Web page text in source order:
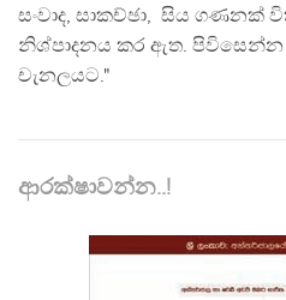
සංවාද, සාකච්ඡා, සිය ගණනක්
නිශ්පාදනය කර ඇත. පිවිසෙන්න
චැනලයට."
ආරක්ෂාවන්න..!